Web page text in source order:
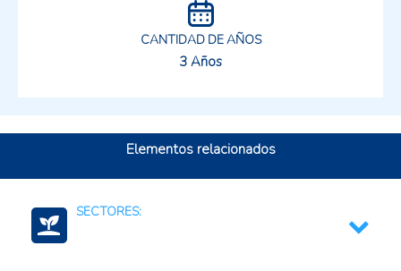
CANTIDAD DE AÑOS
3 Años
Elementos relacionados
SECTORES: